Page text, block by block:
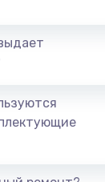
южного моста
батарейки BIOS